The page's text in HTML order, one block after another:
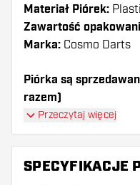
Materiał Piórek:
Zawartość
Marka: Cosmo Darts
Piórka są
razem)
Piórka Cosmo Darts
mają długą
tylko z shafty Cosmo
Przeczytaj więcej
SPECYFIKACJE